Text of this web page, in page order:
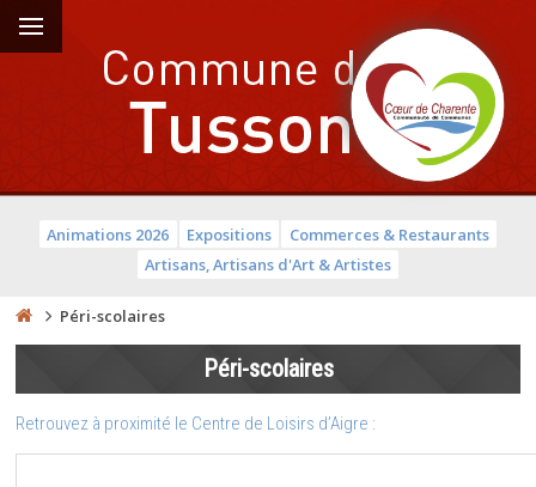
Animations 2026 Expositions
Commerces & Restaurants
Artisans, Artisans d'Art & Artistes
Péri-scolaires
Péri-scolaires
Retrouvez à proximité le Centre de Loisirs d’Aigre :